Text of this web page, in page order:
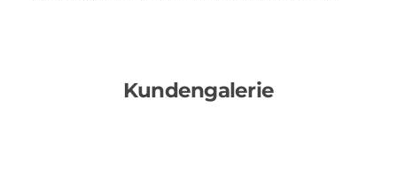
Kundengalerie